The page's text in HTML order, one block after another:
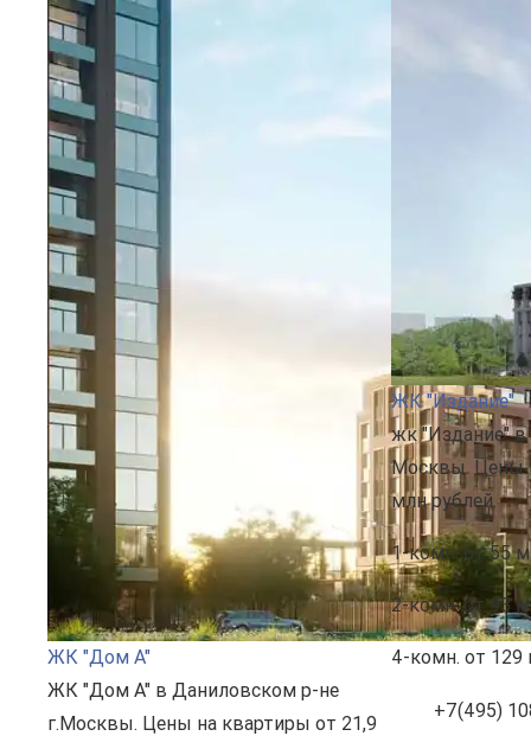
ЖК "Дом А"
ЖК "Дом А" в Даниловском р-не
г.Москвы. Цены на квартиры от 21,9
ЖК "Издание"
жк "Издание" в
Москвы. Цены
млн рублей.
1-комн. от 55
2-комн.от 93
4-комн. от 129
+7(495)